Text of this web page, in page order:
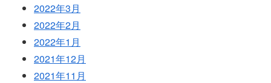
2022年3月
2022年2月
2022年1月
2021年12月
2021年11月